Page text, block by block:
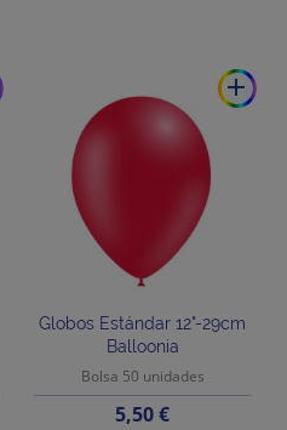
add
Globos Estándar 12"-29cm
Balloonia
Bolsa 50 unidades
Precio
5,50 €